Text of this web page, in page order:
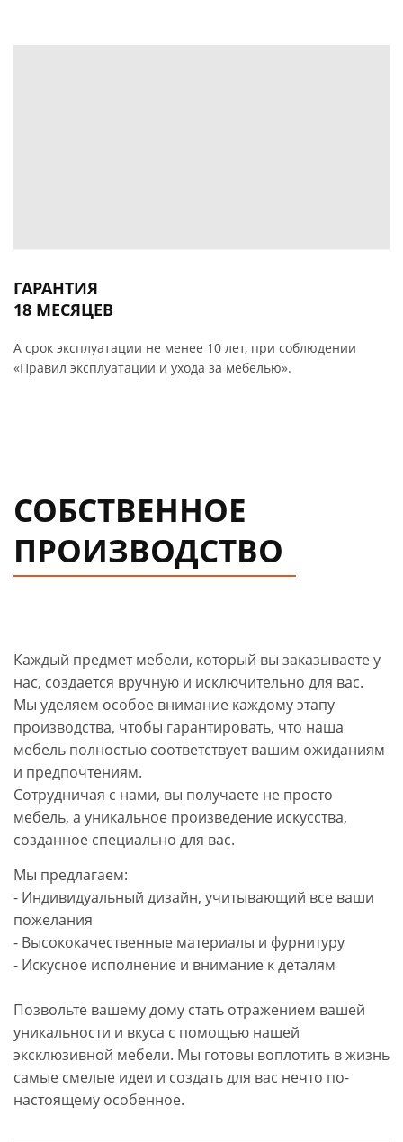
ГАРАНТИЯ
18 МЕСЯЦЕВ
А срок эксплуатации не менее 10 лет, при соблюдении
«Правил эксплуатации и ухода за мебелью».
СОБСТВЕННОЕ
ПРОИЗВОДСТВО
Каждый предмет мебели, который вы заказываете у
нас, создается вручную и исключительно для вас.
Мы уделяем особое внимание каждому этапу
производства, чтобы гарантировать, что наша
мебель полностью соответствует вашим ожиданиям
и предпочтениям.
Сотрудничая с нами, вы получаете не просто
мебель, а уникальное произведение искусства,
созданное специально для вас.
Мы предлагаем:
- Индивидуальный дизайн, учитывающий все ваши
пожелания
- Высококачественные материалы и фурнитуру
- Искусное исполнение и внимание к деталям
Позвольте вашему дому стать отражением вашей
уникальности и вкуса с помощью нашей
эксклюзивной мебели. Мы готовы воплотить в жизнь
самые смелые идеи и создать для вас нечто по-
настоящему особенное.